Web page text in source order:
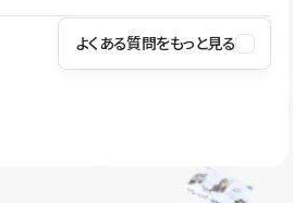
化に対応しており、悪質なスクリプトの
、ヘルプセンターでご確認いただけま
できるコミュニティもご利用ください。
よくある質問をもっと見る